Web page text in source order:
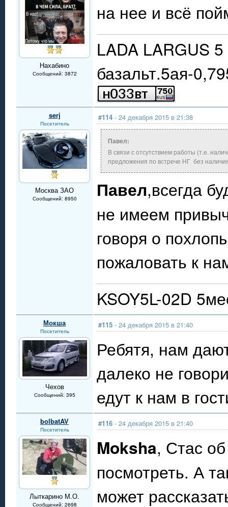
Нахабино
Сообщений: 3872
на нее и всё
LADA LARGUS
базальт.5ая-
serj
Посетитель
Москва ЗАО
Сообщений: 8950
#114 - 24 декабря 2015 в 21:38
Павел:
В связи с отсутствием работы (т.е.
предложения по встрече НГ без
Павел,всегда
не имеем
говоря о
пожаловать к
KSOY5L-02D
Мокша
Посетитель
Чехов
Сообщений: 395
#115 - 24 декабря 2015 в 21:40
Ребятя, нам
далеко не
едут к нам в
bolbatAV
Посетитель
Лыткарино М.О.
Сообщений: 2698
#116 - 24 декабря 2015 в 21:40
Moksha, Стас
посмотреть. А
может